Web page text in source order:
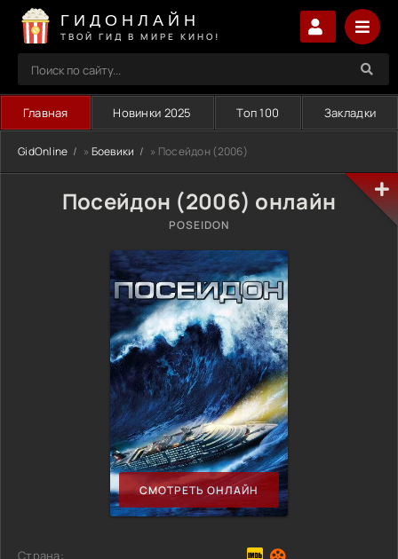
ГИДОНЛАЙН
ТВОЙ ГИД В МИРЕ КИНО!
Главная Новинки 2025 Топ 100 Закладки
GidOnline » Боевики » Посейдон (2006)
Посейдон (2006) онлайн
POSEIDON
СМОТРЕТЬ ОНЛАЙН
Страна: